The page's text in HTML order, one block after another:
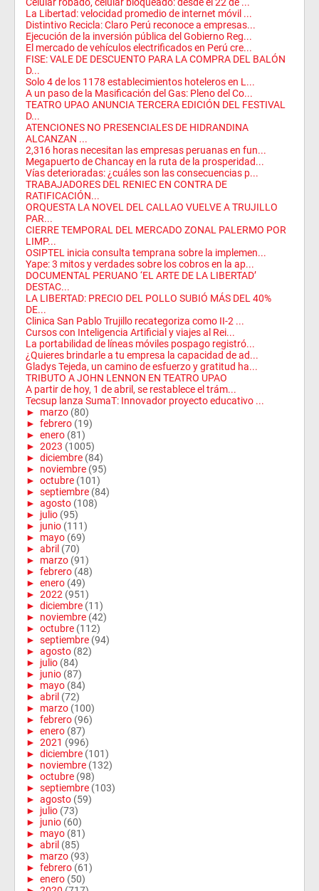
La Libertad: velocidad promedio de internet móvil ...
Distintivo Recicla: Claro Perú reconoce a empresas...
Ejecución de la inversión pública del Gobierno Reg...
El mercado de vehículos electrificados en Perú cre...
FISE: VALE DE DESCUENTO PARA LA COMPRA DEL BALÓN
D...
Solo 4 de los 1178 establecimientos hoteleros en L...
A un paso de la Masificación del Gas: Pleno del Co...
TEATRO UPAO ANUNCIA TERCERA EDICIÓN DEL FESTIVAL
D...
ATENCIONES NO PRESENCIALES DE HIDRANDINA
ALCANZAN ...
2,316 horas necesitan las empresas peruanas en fun...
Megapuerto de Chancay en la ruta de la prosperidad...
Vías deterioradas: ¿cuáles son las consecuencias p...
TRABAJADORES DEL RENIEC EN CONTRA DE
RATIFICACIÓN...
ORQUESTA LA NOVEL DEL CALLAO VUELVE A TRUJILLO
PAR...
CIERRE TEMPORAL DEL MERCADO ZONAL PALERMO POR
LIMP...
OSIPTEL inicia consulta temprana sobre la implemen...
Yape: 3 mitos y verdades sobre los cobros en la ap...
DOCUMENTAL PERUANO ‘EL ARTE DE LA LIBERTAD’
DESTAC...
LA LIBERTAD: PRECIO DEL POLLO SUBIÓ MÁS DEL 40%
DE...
Clinica San Pablo Trujillo recategoriza como II-2 ...
Cursos con Inteligencia Artificial y viajes al Rei...
La portabilidad de líneas móviles pospago registró...
¿Quieres brindarle a tu empresa la capacidad de ad...
Gladys Tejeda, un camino de esfuerzo y gratitud ha...
TRIBUTO A JOHN LENNON EN TEATRO UPAO
A partir de hoy, 1 de abril, se restablece el trám...
Tecsup lanza SumaT: Innovador proyecto educativo ...
► marzo (80)
► febrero (19)
► enero (81)
► 2023 (1005)
► diciembre (84)
► noviembre (95)
► octubre (101)
► septiembre (84)
► agosto (108)
► julio (95)
► junio (111)
► mayo (69)
► abril (70)
► marzo (91)
► febrero (48)
► enero (49)
► 2022 (951)
► diciembre (11)
► noviembre (42)
► octubre (112)
► septiembre (94)
► agosto (82)
► julio (84)
► junio (87)
► mayo (84)
► abril (72)
► marzo (100)
► febrero (96)
► enero (87)
► 2021 (996)
► diciembre (101)
► noviembre (132)
► octubre (98)
► septiembre (103)
► agosto (59)
► julio (73)
► junio (60)
► mayo (81)
► abril (85)
► marzo (93)
► febrero (61)
► enero (50)